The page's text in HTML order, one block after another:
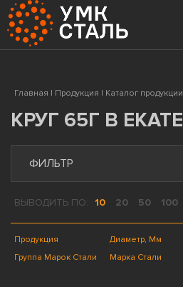
Главная | Продукция | Каталог
КРУГ 65Г В
ФИЛЬТР
ВЫВОДИТЬ ПО: 10 20 50 100
Продукция Диаметр, Мм
Группа Марок Стали
Марка Стали